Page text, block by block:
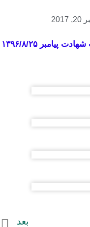
۱۳۹۶/۸/۲۵
بعد